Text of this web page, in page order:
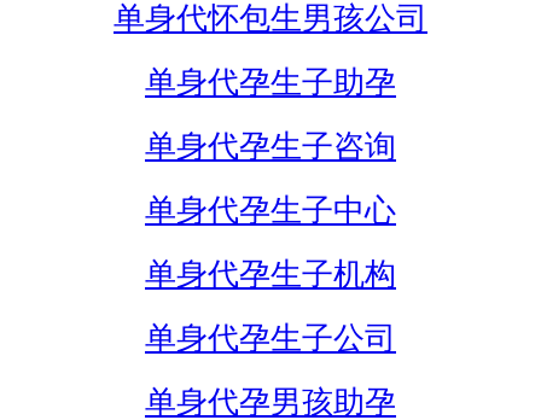
单身代怀包生男孩公司
单身代孕生子助孕
单身代孕生子咨询
单身代孕生子中心
单身代孕生子机构
单身代孕生子公司
单身代孕男孩助孕